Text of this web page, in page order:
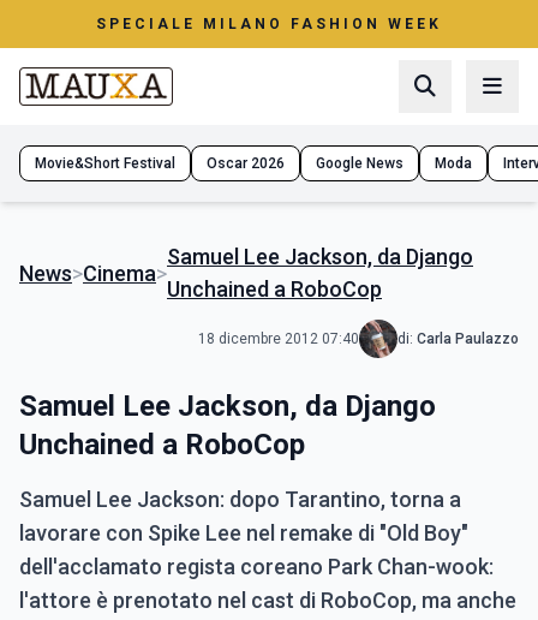
SPECIALE MILANO FASHION WEEK
Movie&Short Festival Oscar 2026 Google News Moda
News>Cinema>
Samuel Lee Jackson, da Django
Unchained a RoboCop
18 dicembre 2012 07:40 di: Carla Paulazzo
Samuel Lee Jackson, da Django
Unchained a RoboCop
Samuel Lee Jackson: dopo Tarantino, torna a
lavorare con Spike Lee nel remake di "Old Boy"
dell'acclamato regista coreano Park Chan-wook:
l'attore è prenotato nel cast di RoboCop, ma anche